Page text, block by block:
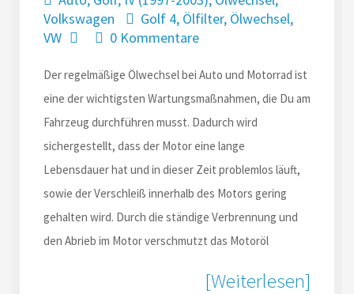
Volkswagen
Golf 4, Ölfilter, Ölwechsel,
VW
0 Kommentare
Der regelmäßige Ölwechsel bei Auto und Motorrad ist
eine der wichtigsten Wartungsmaßnahmen, die Du am
Fahrzeug durchführen musst. Dadurch wird
sichergestellt, dass der Motor eine lange
Lebensdauer hat und in dieser Zeit problemlos läuft,
sowie der Verschleiß innerhalb des Motors gering
gehalten wird. Durch die ständige Verbrennung und
den Abrieb im Motor verschmutzt das Motoröl
[Weiterlesen]